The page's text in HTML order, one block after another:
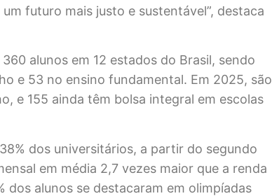
futuro mais justo e sustentável”, destaca
alunos em 12 estados do Brasil, sendo
e 53 no ensino fundamental. Em 2025, são
e 155 ainda têm bolsa integral em escolas
dos universitários, a partir do segundo
em média 2,7 vezes maior que a renda
dos alunos se destacaram em olimpíadas